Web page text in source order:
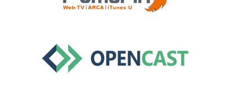
3.2.1 Informationen sammeln